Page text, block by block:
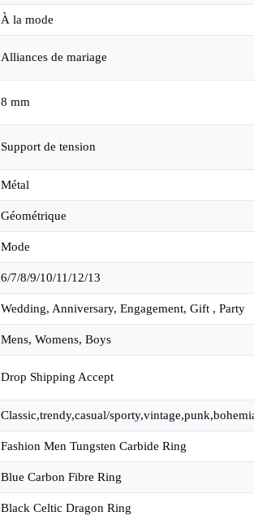
À la mode
Alliances de mariage
8 mm
Support de tension
Métal
Géométrique
Mode
6/7/8/9/10/11/12/13
Wedding, Anniversary, Engagement, Gift , Party
Mens, Womens, Boys
Drop Shipping Accept
Classic,trendy,casual/
Fashion Men Tungsten Carbide Ring
Blue Carbon Fibre Ring
Black Celtic Dragon Ring